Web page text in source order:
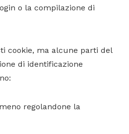
o la compilazione di
cookie, ma alcune parti del
di identificazione
regolandone la